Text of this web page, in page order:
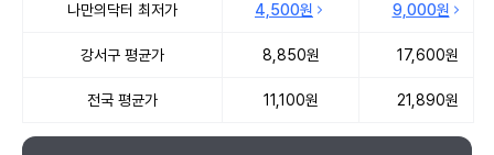
나만의닥터 최저가 4,500원 9,000원
강서구 평균가 8,850원 17,600원
전국 평균가 11,100원 21,890원